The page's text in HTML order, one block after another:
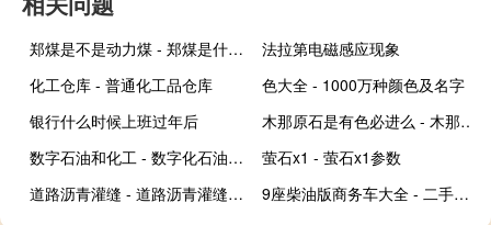
郑煤是不是动力煤 - 郑煤是什么品种
法拉第电磁感应现象
化工仓库 - 普通化工品仓库
色大全 - 1000万种颜色及名字
银行什么时候上班过年后
木那原石是有色必进么 - 木那有色必进啥意思
数字石油和化工 - 数字化石油化工配套的企业
萤石x1 - 萤石x1参数
道路沥青灌缝 - 道路沥青灌缝规范
9座柴油版商务车大全 - 二手车九座商务车柴油版